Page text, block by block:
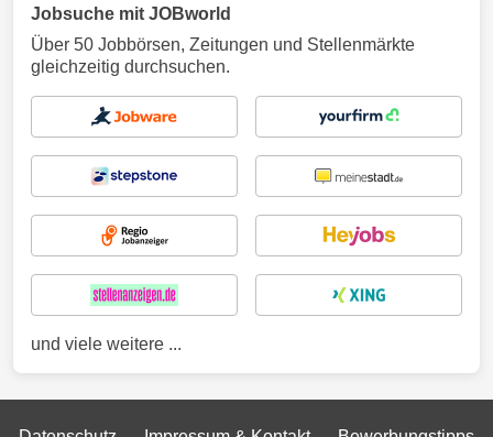
Jobsuche mit JOBworld
Über 50 Jobbörsen, Zeitungen und Stellenmärkte
gleichzeitig durchsuchen.
und viele weitere ...